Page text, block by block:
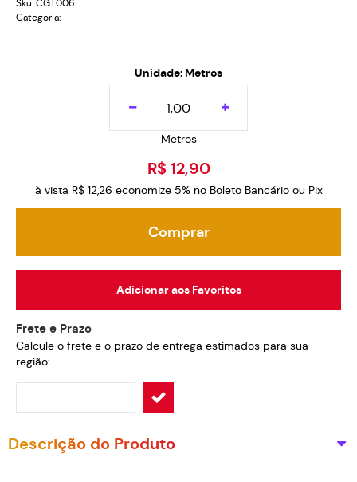
Sku: CGT006
Categoria:
Unidade: Metros
Metros
R$ 12,90
à vista R$ 12,26 economize 5% no Boleto Bancário ou Pix
Comprar
Adicionar aos Favoritos
Frete e Prazo
Calcule o frete e o prazo de entrega estimados para sua
região:
Descrição do Produto